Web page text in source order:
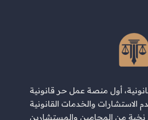
أول منصة عمل حر قانونية
الاستشارات والخدمات القانونية
نخبة من المحامين والمستشارين